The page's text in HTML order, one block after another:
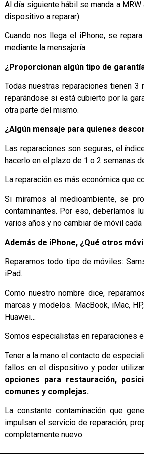
Al día siguiente hábil se manda a
dispositivo a reparar).
Cuando nos llega el iPhone, se
mediante la mensajería.
¿Proporcionan algún tipo de
Todas nuestras reparaciones tienen
reparándose si está cubierto por la
otra parte del mismo.
¿Algún mensaje para quienes
Las reparaciones son seguras, el
hacerlo en el plazo de 1 o 2 semanas
La reparación es más económica que
Si miramos al medioambiente, se
contaminantes. Por eso, deberíamos
varios años y no cambiar de móvil
Además de iPhone, ¿Qué otros
Reparamos todo tipo de móviles:
iPad.
Como nuestro nombre dice,
marcas y modelos. MacBook, iMac,
Huawei…
Somos especialistas en reparaciones
Tener a la mano el contacto de
fallos en el dispositivo y poder
opciones para restauración,
comunes y complejas.
La constante contaminación que
impulsan el servicio de reparación,
completamente nuevo.